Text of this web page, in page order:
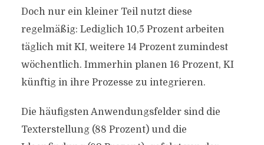
Doch nur ein kleiner Teil nutzt diese
regelmäßig: Lediglich 10,5 Prozent arbeiten
täglich mit KI, weitere 14 Prozent zumindest
wöchentlich. Immerhin planen 16 Prozent, KI
künftig in ihre Prozesse zu integrieren.
Die häufigsten Anwendungsfelder sind die
Texterstellung (88 Prozent) und die